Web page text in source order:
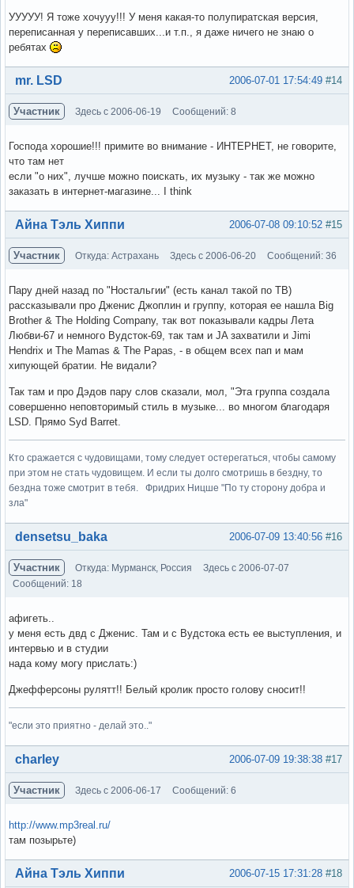
УУУУУ! Я тоже хочууу!!! У меня какая-то полупиратская версия,
переписанная у переписавших...и т.п., я даже ничего не знаю о
ребятах
Вне форума #14
2006-07-01 17:54:49
mr. LSD
Участник Здесь с 2006-06-19 Сообщений: 8
Господа хорошие!!! примите во внимание - ИНТЕРНЕТ, не говорите,
что там нет
если "о них", лучше можно поискать, их музыку - так же можно
заказать в интернет-магазине... I think
Вне форума #15
2006-07-08 09:10:52
Айна Тэль Хиппи
Участник Откуда: Астрахань Здесь с 2006-06-20 Сообщений: 36
Пару дней назад по "Ностальгии" (есть канал такой по ТВ)
рассказывали про Дженис Джоплин и группу, которая ее нашла Big
Brother & The Holding Company, так вот показывали кадры Лета
Любви-67 и немного Вудсток-69, так там и JA захватили и Jimi
Hendrix и The Mamas & The Papas, - в общем всех пап и мам
хипующей братии. Не видали?
Так там и про Дэдов пару слов сказали, мол, "Эта группа создала
совершенно неповторимый стиль в музыке... во многом благодаря
LSD. Прямо Syd Barret.
Кто сражается с чудовищами, тому следует остерегаться, чтобы самому
при этом не стать чудовищем. И если ты долго смотришь в бездну, то
бездна тоже смотрит в тебя. Фридрих Ницше "По ту сторону добра и
зла"
Вне форума #16
2006-07-09 13:40:56
densetsu_baka
Участник Откуда: Мурманск, Россия
Здесь с 2006-07-07
Сообщений: 18
афигеть..
у меня есть двд с Дженис. Там и с Вудстока есть ее выступления, и
интервью и в студии
нада кому могу прислать:)
Джефферсоны рулятт!! Белый кролик просто голову сносит!!
"если это приятно - делай это.."
Вне форума #17
2006-07-09 19:38:38
charley
Участник Здесь с 2006-06-17 Сообщений: 6
http://www.mp3real.ru/
там позырьте)
Вне форума #18
2006-07-15 17:31:28
Айна Тэль Хиппи